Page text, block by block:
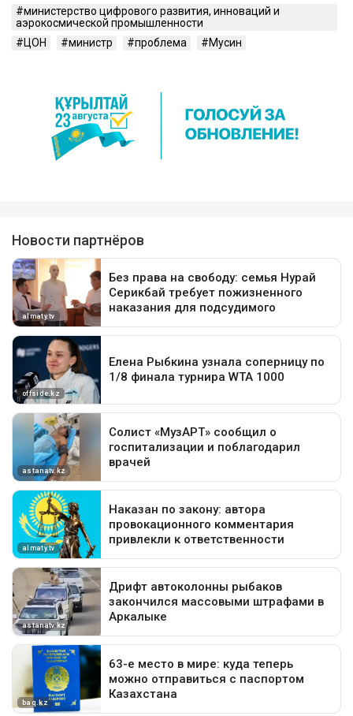
министерство цифрового развития, инноваций и
аэрокосмической промышленности
ЦОН
министр проблема Мусин